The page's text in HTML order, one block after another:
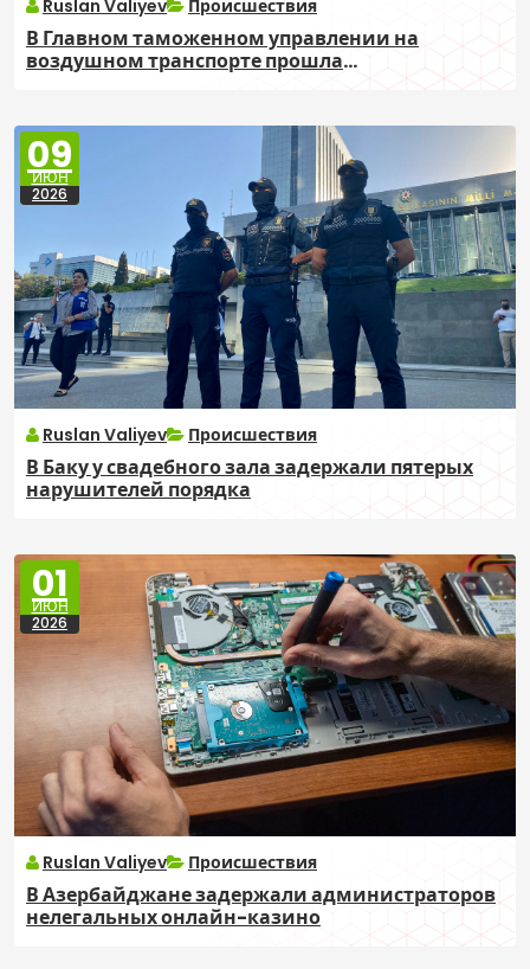
Ruslan Valiyev Происшествия
В Главном таможенном управлении на
воздушном транспорте прошла
09
ИЮН
2026
Ruslan Valiyev Происшествия
В Баку у свадебного зала задержали пятерых
нарушителей порядка
01
ИЮН
2026
Ruslan Valiyev Происшествия
В Азербайджане задержали администраторов
нелегальных онлайн-казино